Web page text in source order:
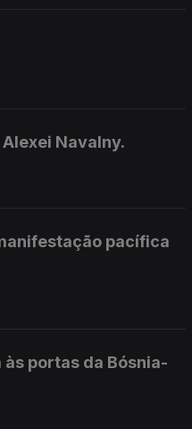
Navalny.
pacífica
portas da Bósnia-